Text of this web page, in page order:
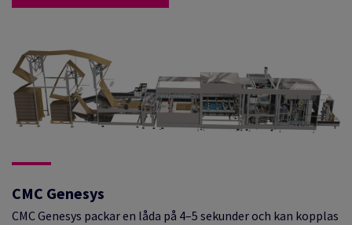
CMC Genesys
CMC Genesys packar en låda på 4–5 sekunder och kan kopplas